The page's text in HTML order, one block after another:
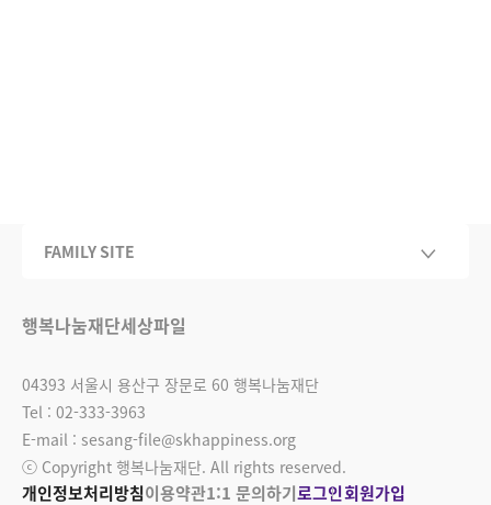
FAMILY SITE
행복나눔재단세상파일
04393 서울시 용산구 장문로 60 행복나눔재단
Tel : 02-333-3963
E-mail : sesang-file@skhappiness.org
ⓒ Copyright 행복나눔재단. All rights reserved.
개인정보처리방침이용약관1:1 문의하기로그인회원가입